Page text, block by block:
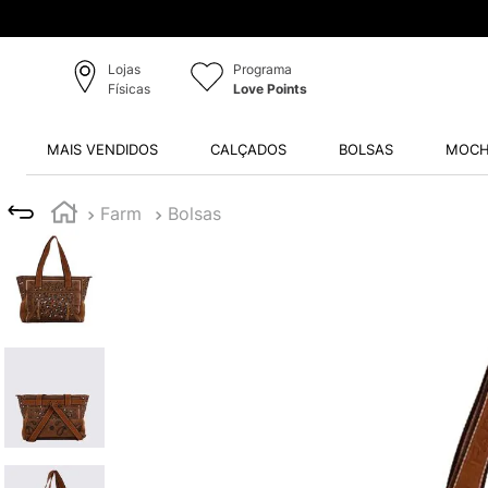
Lojas
Físicas
Programa
Love Points
MAIS VENDIDOS CALÇADOS BOLSAS
Farm Bolsas